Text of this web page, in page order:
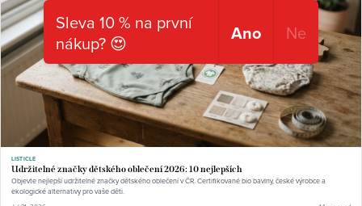
LISTICLE
Udržitelné značky dětského oblečení 2026: 10 nejlepších
Objevte nejlepší udržitelné značky dětského oblečení v ČR. Certifikované bio bavlny, české výrobce a
ekologické alternativy pro vaše děti.
Sleva 10 % na první
nákup? 😍
Ano Ne